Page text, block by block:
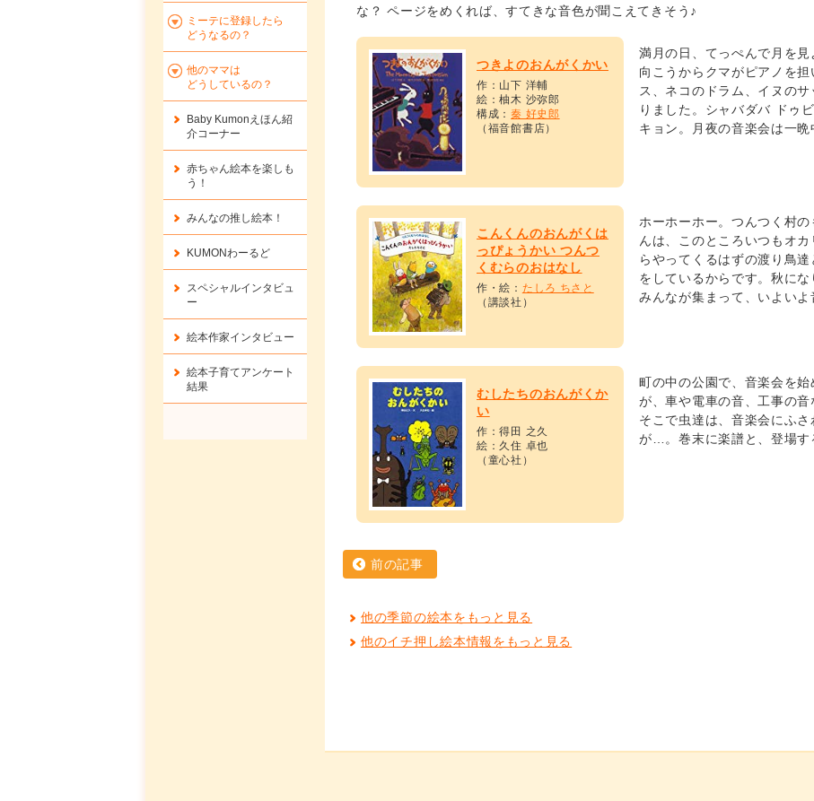
な？ ページをめくれば、すてきな音色が聞こえてきそう♪
つきよのおんがくかい
作：山下 洋輔
絵：柚木 沙弥郎
構成：秦 好史郎
（福音館書店）
満月の日、てっぺんで月を見
向こうからクマがピアノを
ス、ネコのドラム、イヌの
りました。シャバダバ ドゥ
キョン。月夜の音楽会は一晩
こんくんのおんがくは
っぴょうかい つんつ
くむらのおはなし
作・絵： たしろ ちさと
（講談社）
ホーホーホー。つんつく村
んは、このところいつもオ
らやってくるはずの渡り鳥
をしているからです。秋に
みんなが集まって、いよいよ
むしたちのおんがくか
い
作：得田 之久
絵：久住 卓也
（童心社）
町の中の公園で、音楽会を
が、車や電車の音、工事の音
そこで虫達は、音楽会にふ
が…。巻末に楽譜と、登場す
前の記事
他の季節の絵本をもっと見る
他のイチ押し絵本情報をもっと見る
ミーテに登録したら
どうなるの？
他のママは
どうしているの？
Baby Kumonえほん紹
介コーナー
赤ちゃん絵本を楽しも
う！
みんなの推し絵本！
KUMONわーるど
スペシャルインタビュ
ー
絵本作家インタビュー
絵本子育てアンケート
結果